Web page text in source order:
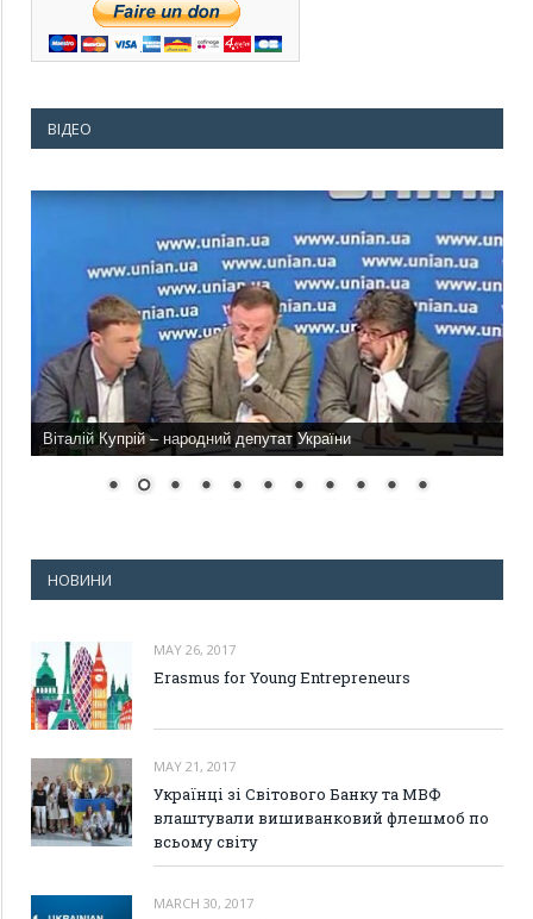
ВІДЕО
Віталій Купрій – народний депутат України
НОВИНИ
MAY 26, 2017
Erasmus for Young Entrepreneurs
MAY 21, 2017
Українці зі Світового Банку та МВФ
влаштували вишиванковий флешмоб по
всьому світу
MARCH 30, 2017